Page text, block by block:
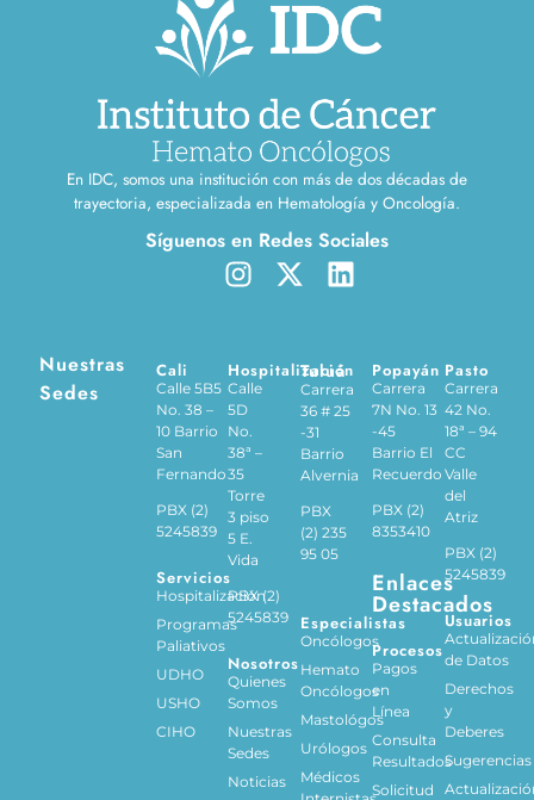
En IDC, somos una institución con más de dos décadas de
trayectoria, especializada en Hematología y Oncología.
Síguenos en Redes Sociales
Nuestras
Sedes
Cali
Calle 5B5
No. 38 –
10 Barrio
San
Fernando
PBX (2)
5245839
Servicios
Hospitalización
Programas
Paliativos
UDHO
USHO
CIHO
Hospitalización
Calle
5D
No.
38ª –
35
Torre
3 piso
5 E.
Vida
PBX (2)
5245839
Nosotros
Quienes
Somos
Nuestras
Sedes
Noticias
Tuluá
Carrera
36 # 25
-31
Barrio
Alvernia
PBX
(2) 235
95 05
Especialistas
Oncólogos
Hemato
Oncólogos
Mastológos
Urólogos
Médicos
Popayán
Carrera
7N No. 13
-45
Barrio El
Recuerdo
PBX (2)
8353410
Enlaces
Destacados
Procesos
Pagos
en
Línea
Consulta
Resultados
Solicitud
Pasto
Carrera
42 No.
18ª – 94
CC
Valle
del
Atriz
PBX (2)
5245839
Usuarios
de Datos
Derechos
y
Deberes
Sugerencias